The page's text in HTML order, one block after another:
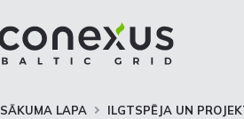
SĀKUMA LAPA ILGTSPĒJA UN